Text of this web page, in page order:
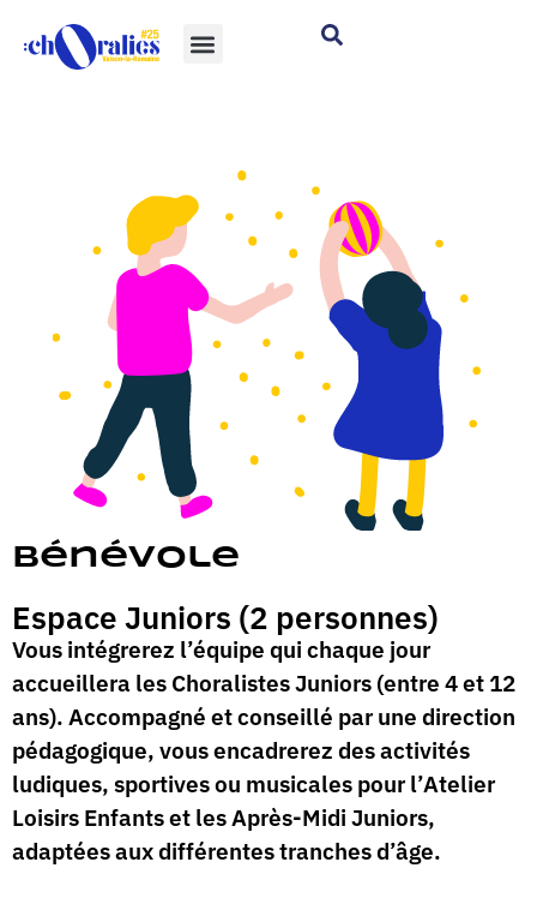
Bénévole
Espace Juniors (2 personnes)
Vous intégrerez l’équipe qui chaque jour
accueillera les Choralistes Juniors (entre 4 et 12
ans). Accompagné et conseillé par une direction
pédagogique, vous encadrerez des activités
ludiques, sportives ou musicales pour l’Atelier
Loisirs Enfants et les Après-Midi Juniors,
adaptées aux différentes tranches d’âge.